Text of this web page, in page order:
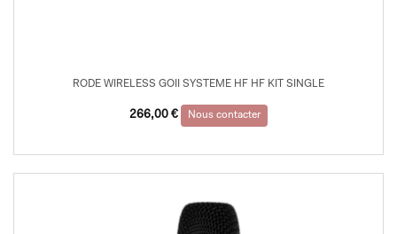
RODE WIRELESS GOII SYSTEME HF HF KIT SINGLE
266,00 € Nous contacter